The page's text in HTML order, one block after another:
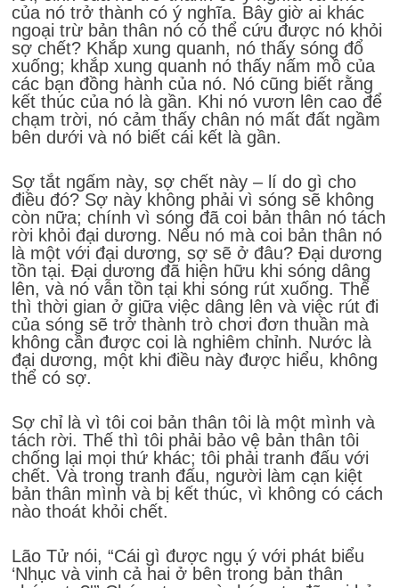
của nó trở thành có ý nghĩa. Bây giờ ai khác
ngoại trừ bản thân nó có thể cứu được nó khỏi
sợ chết? Khắp xung quanh, nó thấy sóng đổ
xuống; khắp xung quanh nó thấy nấm mồ của
các bạn đồng hành của nó. Nó cũng biết rằng
kết thúc của nó là gần. Khi nó vươn lên cao để
chạm trời, nó cảm thấy chân nó mất đất ngầm
bên dưới và nó biết cái kết là gần.
Sợ tắt ngấm này, sợ chết này – lí do gì cho
điều đó? Sợ này không phải vì sóng sẽ không
còn nữa; chính vì sóng đã coi bản thân nó tách
rời khỏi đại dương. Nếu nó mà coi bản thân nó
là một với đại dương, sợ sẽ ở đâu? Đại dương
tồn tại. Đại dương đã hiện hữu khi sóng dâng
lên, và nó vẫn tồn tại khi sóng rút xuống. Thế
thì thời gian ở giữa việc dâng lên và việc rút đi
của sóng sẽ trở thành trò chơi đơn thuần mà
không cần được coi là nghiêm chỉnh. Nước là
đại dương, một khi điều này được hiểu, không
thể có sợ.
Sợ chỉ là vì tôi coi bản thân tôi là một mình và
tách rời. Thế thì tôi phải bảo vệ bản thân tôi
chống lại mọi thứ khác; tôi phải tranh đấu với
chết. Và trong tranh đấu, người làm cạn kiệt
bản thân mình và bị kết thúc, vì không có cách
nào thoát khỏi chết.
Lão Tử nói, “Cái gì được ngụ ý với phát biểu
‘Nhục và vinh cả hai ở bên trong bản thân